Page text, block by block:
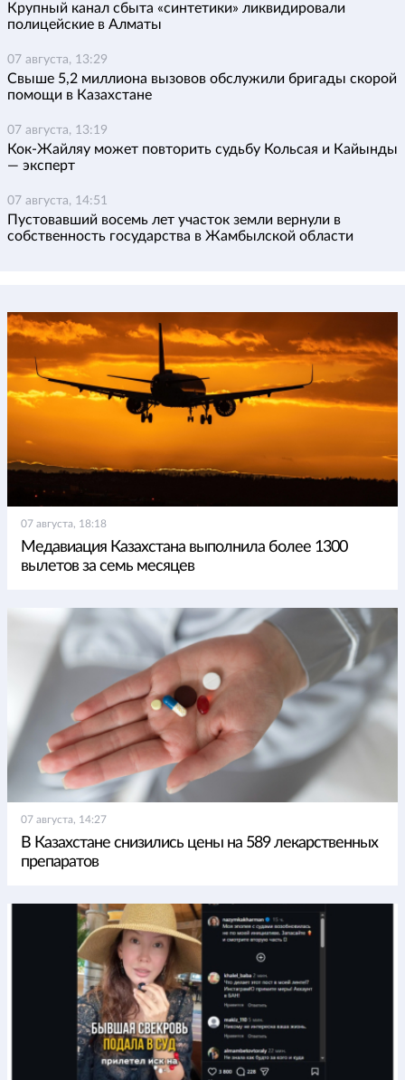
Крупный канал сбыта «синтетики» ликвидировали
полицейские в Алматы
07 августа, 13:29
Свыше 5,2 миллиона вызовов обслужили бригады скорой
помощи в Казахстане
07 августа, 13:19
Кок-Жайляу может повторить судьбу Кольсая и Кайынды
— эксперт
07 августа, 14:51
Пустовавший восемь лет участок земли вернули в
собственность государства в Жамбылской области
07 августа, 18:18
Медавиация Казахстана выполнила более 1300
вылетов за семь месяцев
07 августа, 14:27
В Казахстане снизились цены на 589 лекарственных
препаратов